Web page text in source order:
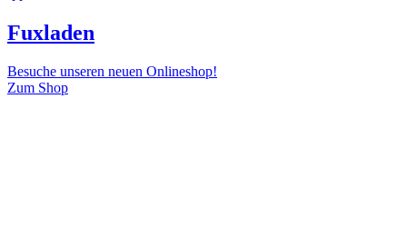
Fuxladen
Besuche unseren neuen Onlineshop!
Zum Shop